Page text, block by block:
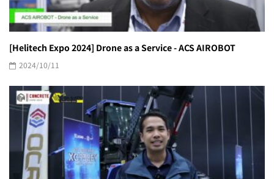
[Helitech Expo 2024] Drone as a Service - ACS AIROBOT
2024/10/11